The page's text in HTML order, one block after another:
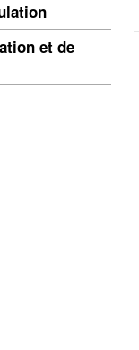
et de